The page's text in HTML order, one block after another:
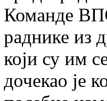
Команде
раднике из
који су им
дочекао је